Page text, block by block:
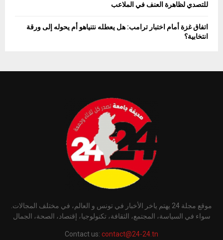
للتصدي لظاهرة العنف في الملاعب
اتفاق غزة أمام اختبار ترامب: هل يعطله نتنياهو أم يحوله إلى ورقة
انتخابية؟
موقع مجلة 24 يهتم ياخر الأخبار في تونس و العالم، في مختلف المجالات.
سواء في السياسة، المجتمع، الثقافة، تكنولوجيا، إقتصاد، الصحة، الجمال
Contact us: contact@24-24.tn